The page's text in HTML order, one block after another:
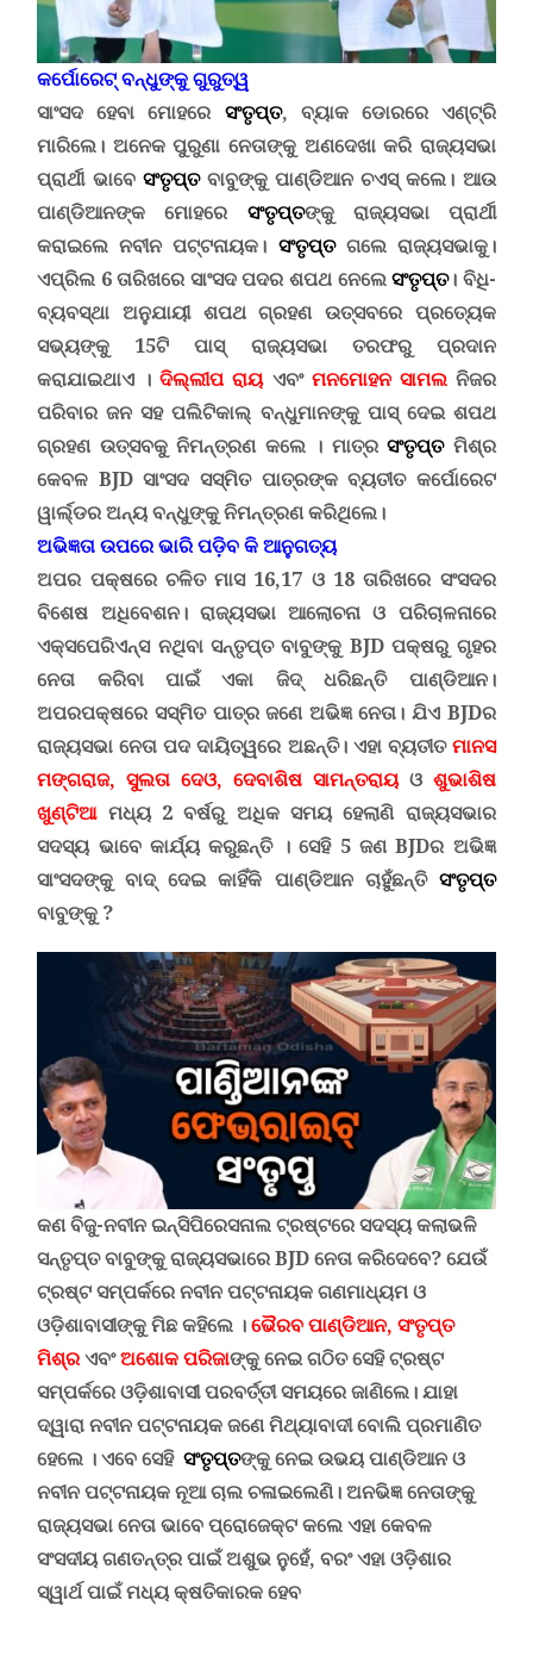
କର୍ପୋରେଟ୍ ବନ୍ଧୁଙ୍କୁ ଗୁରୁତ୍ୱ
ସାଂସଦ ହେବା ମୋହରେ ସଂତୃପ୍ତ, ବ୍ୟାକ ଡୋରରେ ଏଣ୍ଟ୍ରି
ମାରିଲେ। ଅନେକ ପୁରୁଣା ନେତାଙ୍କୁ ଅଣଦେଖା କରି ରାଜ୍ୟସଭା
ପ୍ରାର୍ଥୀ ଭାବେ ସଂତୃପ୍ତବାବୁଙ୍କୁ ପାଣ୍ଡିଆନ ଚଏସ୍ କଲେ । ଆଉ
ପାଣ୍ଡିଆନଙ୍କ ମୋହରେ ସଂତୃପ୍ତଙ୍କୁ ରାଜ୍ୟସଭା ପ୍ରାର୍ଥୀ
କରାଇଲେ ନବୀନ ପଟ୍ଟନାୟକ । ସଂତୃପ୍ତଗଲେ ରାଜ୍ୟସଭାକୁ।
ଏପ୍ରିଲ 6 ତାରିଖରେ ସାଂସଦ ପଦର ଶପଥ ନେଲେସଂତୃପ୍ତ। ବିଧି-
ବ୍ୟବସ୍ଥା ଅନୁଯାୟୀ ଶପଥ ଗ୍ରହଣ ଉତ୍ସବରେ ପ୍ରତ୍ୟେକ
ସଭ୍ୟଙ୍କୁ 15ଟି ପାସ୍ ରାଜ୍ୟସଭା ତରଫରୁ ପ୍ରଦାନ
କରାଯାଇଥାଏ । ଦିଲ୍ଲୀପ ରାୟଏବଂ ମନମୋହନ ସାମଲନିଜର
ପରିବାର ଜନ ସହ ପଲିଟିକାଲ୍ ବନ୍ଧୁମାନଙ୍କୁ ପାସ୍ ଦେଇ ଶପଥ
ଗ୍ରହଣ ଉତ୍ସବକୁ ନିମନ୍ତ୍ରଣ କଲେ । ମାତ୍ରସଂତୃପ୍ତମିଶ୍ର
କେବଳ BJD ସାଂସଦ ସସ୍ମିତ ପାତ୍ରଙ୍କ ବ୍ୟତୀତ କର୍ପୋରେଟ
ୱାର୍ଲ୍ଡର ଅନ୍ୟ ବନ୍ଧୁଙ୍କୁ ନିମନ୍ତ୍ରଣ କରିଥିଲେ ।
ଅଭିଜ୍ଞତା ଉପରେ ଭାରି ପଡ଼ିବ କି ଆନୁଗତ୍ୟ
ଅପର ପକ୍ଷରେ ଚଳିତ ମାସ 16,17 ଓ 18 ତାରିଖରେ ସଂସଦର
ବିଶେଷ ଅଧିବେଶନ। ରାଜ୍ୟସଭା ଆଲୋଚନା ଓ ପରିଚାଳନାରେ
ଏକ୍ସପେରିଏନ୍ସ ନଥିବା ସନ୍ତୃପ୍ତ ବାବୁଙ୍କୁ BJDପକ୍ଷରୁ ଗୃହର
ନେତା କରିବା ପାଇଁ ଏକା ଜିଦ୍ ଧରିଛନ୍ତି ପାଣ୍ଡିଆନ।
ଅପରପକ୍ଷରେ ସସ୍ମିତ ପାତ୍ର ଜଣେ ଅଭିଜ୍ଞ ନେତା ।ଯିଏ BJDର
ରାଜ୍ୟସଭା ନେତା ପଦ ଦାୟିତ୍ୱରେ ଅଛନ୍ତି। ଏହା ବ୍ୟତୀତ ମାନସ
ମଙ୍ଗରାଜ, ସୁଲତା ଦେଓ, ଦେବାଶିଷ ସାମନ୍ତରାୟଓ ଶୁଭାଶିଷ
ଖୁଣ୍ଟିଆମଧ୍ୟ 2 ବର୍ଷରୁ ଅଧିକ ସମୟ ହେଲାଣି ରାଜ୍ୟସଭାର
ସଦସ୍ୟ ଭାବେ କାର୍ଯ୍ୟ କରୁଛନ୍ତି । ସେହି 5 ଜଣBJDର ଅଭିଜ୍ଞ
ସାଂସଦଙ୍କୁ ବାଦ୍ ଦେଇ କାହିଁକି ପାଣ୍ଡିଆନ ଚାହୁଁଛନ୍ତି ସଂତୃପ୍ତ
ବାବୁଙ୍କୁ ?
କଣ ବିଜୁ-ନବୀନ ଇନ୍ସିପିରେସନାଲ ଟ୍ରଷ୍ଟରେ ସଦସ୍ୟ କଲାଭଳି
ସନ୍ତୃପ୍ତ ବାବୁଙ୍କୁ ରାଜ୍ୟସଭାରେBJD ନେତା କରିଦେବେ? ଯେଉଁ
ଟ୍ରଷ୍ଟ ସମ୍ପର୍କରେ ନବୀନ ପଟ୍ଟନାୟକ ଗଣମାଧ୍ୟମ ଓ
ଓଡ଼ିଶାବାସୀଙ୍କୁ ମିଛ କହିଲେ । ଭୈରବ ପାଣ୍ଡିଆନ, ସଂତୃପ୍ତ
ମିଶ୍ରଏବଂଅଶୋକ ପରିଜାଙ୍କୁ ନେଇ ଗଠିତସେହି ଟ୍ରଷ୍ଟ
ସମ୍ପର୍କରେ ଓଡ଼ିଶାବାସୀ ପରବର୍ତ୍ତୀ ସମୟରେ ଜାଣିଲେ। ଯାହା
ଦ୍ୱାରା ନବୀନ ପଟ୍ଟନାୟକ ଜଣେ ମିଥ୍ୟାବାଦୀ ବୋଲି ପ୍ରମାଣିତ
ହେଲେ । ଏବେ ସେହିସଂତୃପ୍ତଙ୍କୁ ନେଇ ଉଭୟ ପାଣ୍ଡିଆନ ଓ
ନବୀନ ପଟ୍ଟନାୟକ ନୂଆ ଚାଲ ଚଳାଇଲେଣି। ଅନଭିଜ୍ଞ ନେତାଙ୍କୁ
ରାଜ୍ୟସଭା ନେତା ଭାବେ ପ୍ରୋଜେକ୍ଟ କଲେ ଏହା କେବଳ
ସଂସଦୀୟ ଗଣତନ୍ତ୍ର ପାଇଁ ଅଶୁଭ ନୁହେଁ, ବରଂ ଏହା ଓଡ଼ିଶାର
ସ୍ୱାର୍ଥ ପାଇଁ ମଧ୍ୟ କ୍ଷତିକାରକ ହେବ